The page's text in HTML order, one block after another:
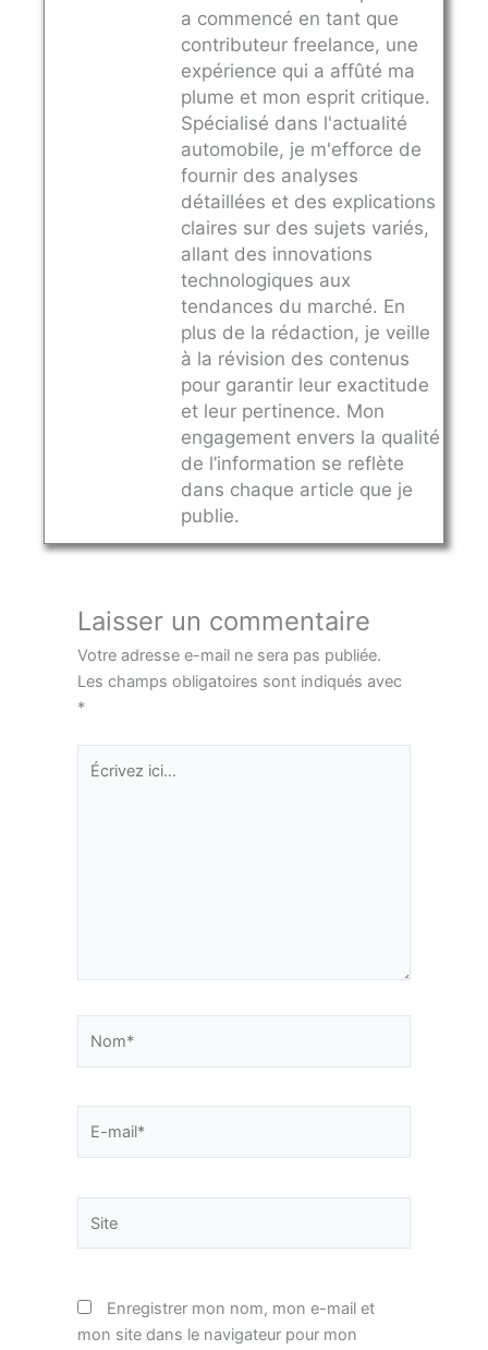
a commencé en tant que
contributeur freelance, une
expérience qui a affûté ma
plume et mon esprit critique.
Spécialisé dans l'actualité
automobile, je m'efforce de
fournir des analyses
détaillées et des explications
claires sur des sujets variés,
allant des innovations
technologiques aux
tendances du marché. En
plus de la rédaction, je veille
à la révision des contenus
pour garantir leur exactitude
et leur pertinence. Mon
engagement envers la qualité
de l’information se reflète
dans chaque article que je
publie.
Laisser un commentaire
Votre adresse e-mail ne sera pas publiée.
Les champs obligatoires sont indiqués avec
*
Écrivez
ici…
mail*
Enregistrer mon nom, mon e-mail et
mon site dans le navigateur pour mon